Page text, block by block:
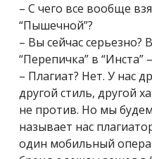
– С чего все вообще
“Пышечной”?
– Вы сейчас серьезно?
“Перепичка” в “Инста”
– Плагиат? Нет. У нас
другой стиль, другой
не против. Но мы
называет нас
один мобильный